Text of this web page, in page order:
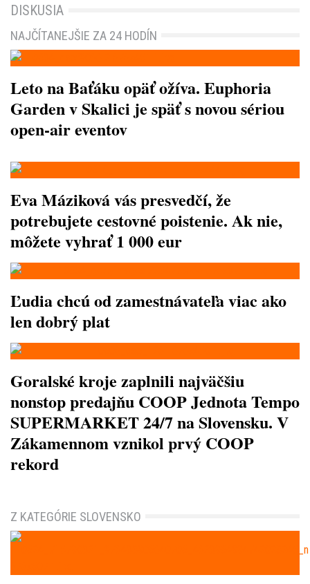
DISKUSIA
NAJČÍTANEJŠIE ZA 24 HODÍN
Leto na Baťáku opäť ožíva. Euphoria
Garden v Skalici je späť s novou sériou
open-air eventov
Eva Máziková vás presvedčí, že
potrebujete cestovné poistenie. Ak nie,
môžete vyhrať 1 000 eur
Ľudia chcú od zamestnávateľa viac ako
len dobrý plat
Goralské kroje zaplnili najväčšiu
nonstop predajňu COOP Jednota Tempo
SUPERMARKET 24/7 na Slovensku. V
Zákamennom vznikol prvý COOP
rekord
Z KATEGÓRIE SLOVENSKO